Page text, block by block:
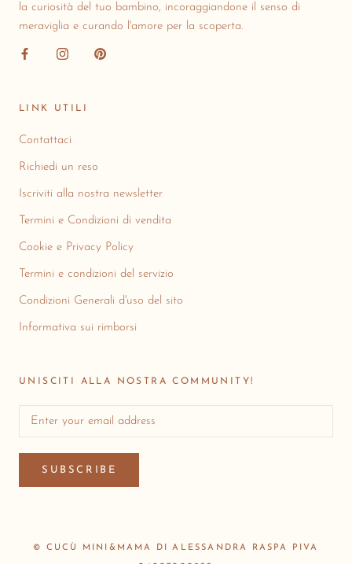
la curiosità del tuo bambino, incoraggiandone il senso di
meraviglia e curando l'amore per la scoperta.
LINK UTILI
Contattaci
Richiedi un reso
Iscriviti alla nostra newsletter
Termini e Condizioni di vendita
Cookie e Privacy Policy
Termini e condizioni del servizio
Condizioni Generali d'uso del sito
Informativa sui rimborsi
UNISCITI ALLA NOSTRA COMMUNITY!
SUBSCRIBE
© CUCÙ MINI&MAMA DI ALESSANDRA RASPA PIVA